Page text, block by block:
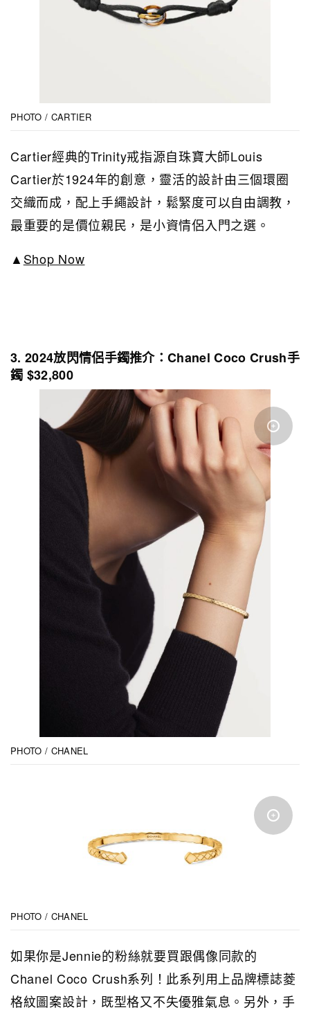
PHOTO / CARTIER
Cartier經典的Trinity戒指源自珠寶大師Louis
Cartier於1924年的創意，靈活的設計由三個環圈
交織而成，配上手繩設計，鬆緊度可以自由調教，
最重要的是價位親民，是小資情侶入門之選。
▲ Shop Now
3. 2024放閃情侶手鐲推介：Chanel Coco Crush手
鐲 $32,800
PHOTO / CHANEL
PHOTO / CHANEL
如果你是Jennie的粉絲就要買跟偶像同款的
Chanel Coco Crush系列！此系列用上品牌標誌菱
格紋圖案設計，既型格又不失優雅氣息。另外，手